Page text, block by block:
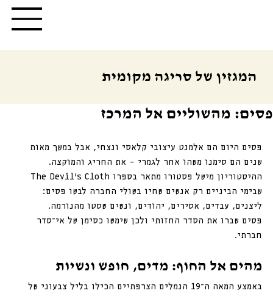
המגזין של סריגה מקומית
פסים: מהשוליים אל המרכז
פסים היום הם אלמנט עיצובי קלאסי ונצחי, אבל במשך מאות
שנים הם סימנו משהו אחר לגמרי – את החריג והמוקצה.
שבימי הביניים רק אנשים שחיו בשולי החברה לבשו פסים:
ליצנים, עבדים, אסירים, יהודים, ונשים שסטו מהנורמה.
פסים שברו את הסדר החזותי ולכן שימשו כסימן של אי־סדר
חברתי.
מהים אל החוף: מדים, חופש ונשיות
באמצע המאה ה־19 הנמלים הצרפתיים הכילו בליל צבעוני של